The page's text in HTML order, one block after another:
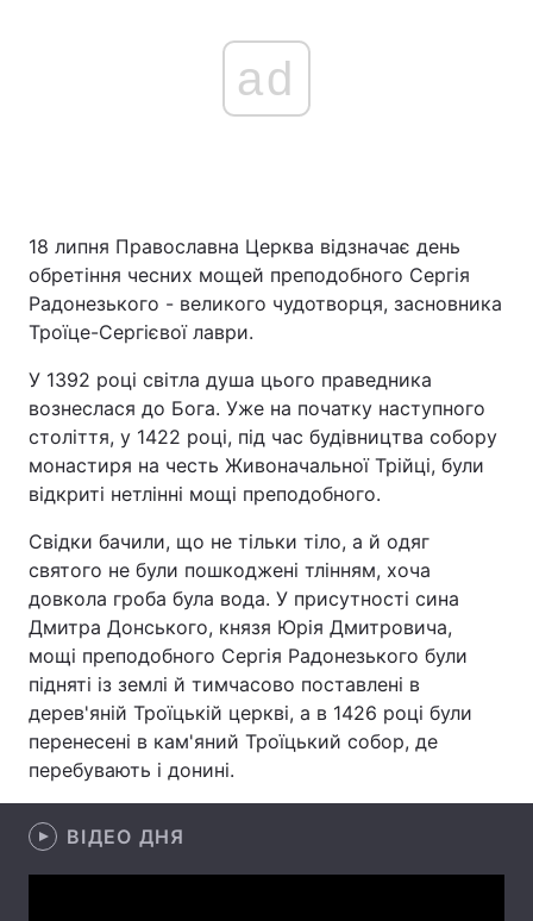
Україна Політика
Економіка Світ
Техно і зв'язок Лайт
Зброя Інциденти
Здоров'я Туризм
Погода
Екологія
Лонгріди
ad
18 липня Православна Церква відзначає день
обретіння чесних мощей преподобного Сергія
Радонезького - великого чудотворця, засновника
Троїце-Сергієвої лаври.
У 1392 році світла душа цього праведника
вознеслася до Бога. Уже на початку наступного
століття, у 1422 році, під час будівництва собору
монастиря на честь Живоначальної Трійці, були
відкриті нетлінні мощі преподобного.
Свідки бачили, що не тільки тіло, а й одяг
святого не були пошкоджені тлінням, хоча
довкола гроба була вода. У присутності сина
Дмитра Донського, князя Юрія Дмитровича,
мощі преподобного Сергія Радонезького були
підняті із землі й тимчасово поставлені в
дерев'яній Троїцькій церкві, а в 1426 році були
перенесені в кам'яний Троїцький собор, де
перебувають і донині.
ВІДЕО ДНЯ